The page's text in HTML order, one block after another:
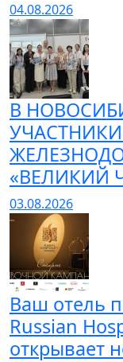
04.08.2026
В
«ВЕЛИКИЙ
03.08.2026
Ваш отель
Russian
открывает